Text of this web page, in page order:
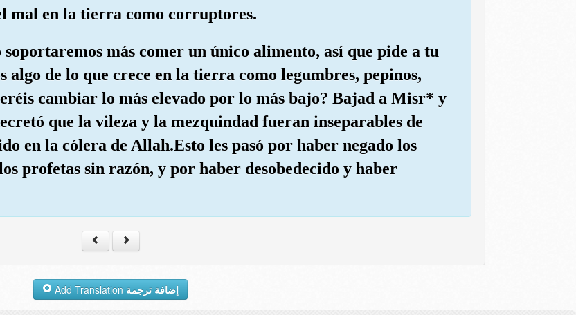
mal en la tierra como corruptores.
más comer un único alimento, así que pide a tu
algo de lo que crece en la tierra como legumbres, pepinos,
cambiar lo más elevado por lo más bajo? Bajad a Misr* y
que la vileza y la mezquindad fueran inseparables de
en la cólera de Allah.Esto les pasó por haber negado los
profetas sin razón, y por haber desobedecido y haber
إضافة ترجمة